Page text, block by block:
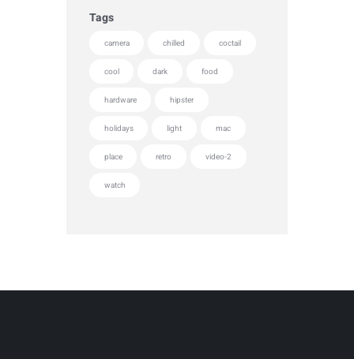
Tags
camera chilled coctail
cool dark food
hardware hipster
holidays light mac
place retro video-2
watch